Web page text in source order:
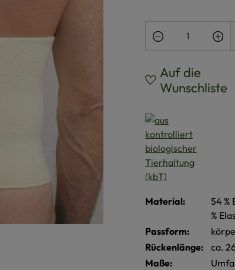
Produkt
Auf die
Wunschliste
Material: 54 %
%
Passform:
Rückenlänge:
ca.
Maße: